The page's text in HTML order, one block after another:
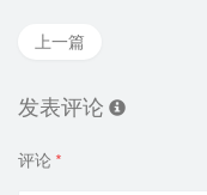
上一篇
发表评论
评论 *